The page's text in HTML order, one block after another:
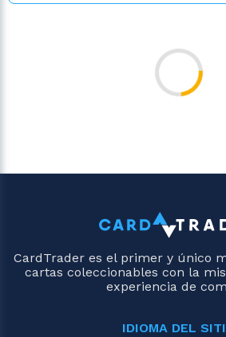
CardTrader es el primer y único
cartas coleccionables con la
experiencia de
IDIOMA DEL